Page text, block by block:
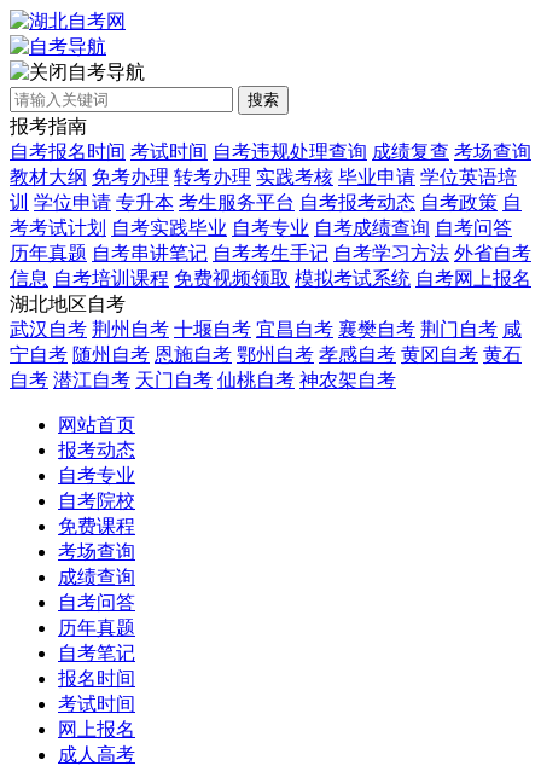
自考导航
搜索
报考指南
自考报名时间 考试时间 自考违规处理查询 成绩复查 考场查询
教材大纲 免考办理 转考办理 实践考核 毕业申请 学位英语培
训 学位申请 专升本 考生服务平台 自考报考动态 自考政策 自
考考试计划 自考实践毕业 自考专业 自考成绩查询 自考问答
历年真题 自考串讲笔记 自考考生手记 自考学习方法 外省自考
信息 自考培训课程 免费视频领取 模拟考试系统 自考网上报名
湖北地区自考
武汉自考 荆州自考 十堰自考 宜昌自考 襄樊自考 荆门自考 咸
宁自考 随州自考 恩施自考 鄂州自考 孝感自考 黄冈自考 黄石
自考 潜江自考 天门自考 仙桃自考 神农架自考
网站首页
报考动态
自考专业
自考院校
免费课程
考场查询
成绩查询
自考问答
历年真题
自考笔记
报名时间
考试时间
网上报名
成人高考